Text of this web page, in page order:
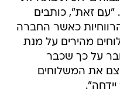
זאת", כותבים
כאשר החברה
מהירים על מנת
על כך שכבר
לצמצם את המשלוחים